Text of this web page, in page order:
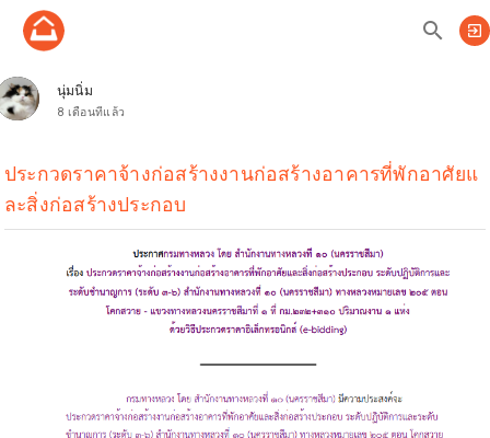
search exit_to_app
นุ่มนิ่ม
8 เดือนที่แล้ว
ประกวดราคาจ้างก่อสร้างงานก่อสร้างอาคารที่พักอาศัยแ
ละสิ่งก่อสร้างประกอบ